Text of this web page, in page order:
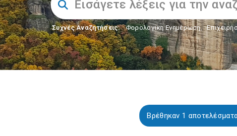
Συχνές Αναζητήσεις: Φορολογικη Ενημέρωση,
Βρέθηκαν 1